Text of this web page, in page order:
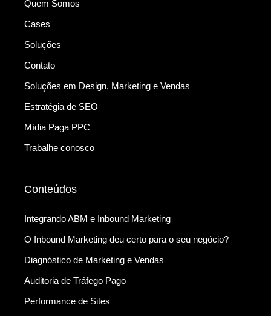
Quem Somos
Cases
Soluções
Contato
Soluções em Design, Marketing e Vendas
Estratégia de SEO
Mídia Paga PPC
Trabalhe conosco
Conteúdos
Integrando ABM e Inbound Marketing
O Inbound Marketing deu certo para o seu negócio?
Diagnóstico de Marketing e Vendas
Auditoria de Tráfego Pago
Performance de Sites